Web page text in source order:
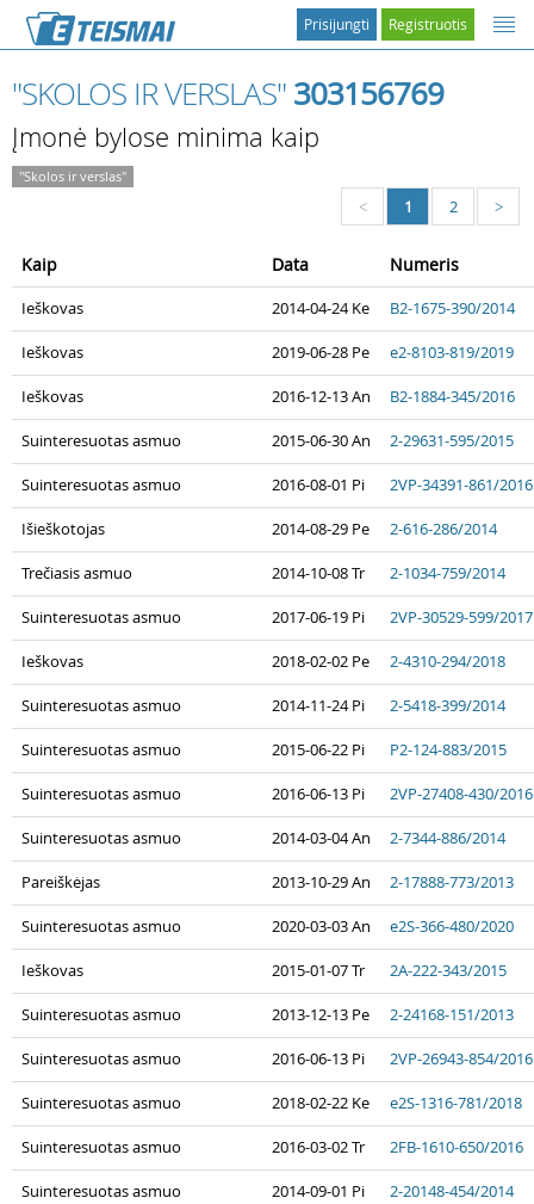
Registruotis
Prisijungti
"SKOLOS IR VERSLAS" 303156769
Įmonė bylose minima kaip
"Skolos ir verslas"
< 1 2 >
Kaip Data Numeris
Ieškovas 2014-04-24 Ke B2-1675-390/2014
Ieškovas 2019-06-28 Pe e2-8103-819/2019
Ieškovas 2016-12-13 An B2-1884-345/2016
Suinteresuotas asmuo 2015-06-30 An 2-29631-595/2015
Suinteresuotas asmuo 2016-08-01 Pi 2VP-34391-861/2016
Išieškotojas 2014-08-29 Pe 2-616-286/2014
Trečiasis asmuo 2014-10-08 Tr 2-1034-759/2014
Suinteresuotas asmuo 2017-06-19 Pi 2VP-30529-599/2017
Ieškovas 2018-02-02 Pe 2-4310-294/2018
Suinteresuotas asmuo 2014-11-24 Pi 2-5418-399/2014
Suinteresuotas asmuo 2015-06-22 Pi P2-124-883/2015
Suinteresuotas asmuo 2016-06-13 Pi 2VP-27408-430/2016
Suinteresuotas asmuo 2014-03-04 An 2-7344-886/2014
Pareiškėjas 2013-10-29 An 2-17888-773/2013
Suinteresuotas asmuo 2020-03-03 An e2S-366-480/2020
Ieškovas 2015-01-07 Tr 2A-222-343/2015
Suinteresuotas asmuo 2013-12-13 Pe 2-24168-151/2013
Suinteresuotas asmuo 2016-06-13 Pi 2VP-26943-854/2016
Suinteresuotas asmuo 2018-02-22 Ke e2S-1316-781/2018
Suinteresuotas asmuo 2016-03-02 Tr 2FB-1610-650/2016
Suinteresuotas asmuo 2014-09-01 Pi 2-20148-454/2014